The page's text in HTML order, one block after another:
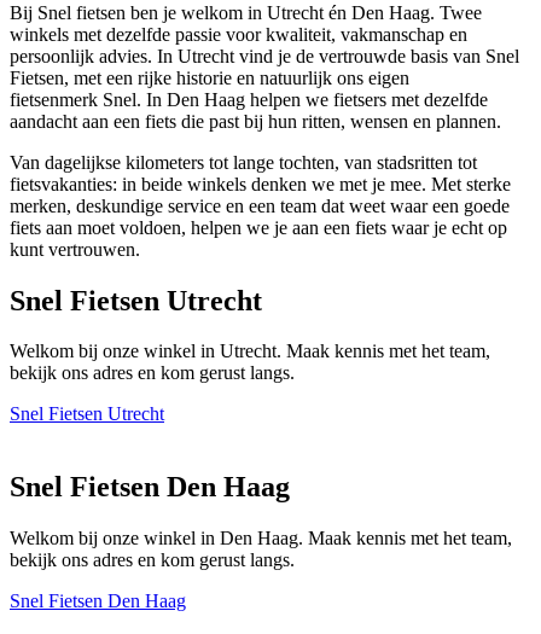
Bij Snel fietsen ben je welkom in Utrecht én Den Haag. Twee
winkels met dezelfde passie voor kwaliteit, vakmanschap en
persoonlijk advies. In Utrecht vind je de vertrouwde basis van Snel
Fietsen, met een rijke historie en natuurlijk ons eigen
fietsenmerk Snel. In Den Haag helpen we fietsers met dezelfde
aandacht aan een fiets die past bij hun ritten, wensen en plannen.
Van dagelijkse kilometers tot lange tochten, van stadsritten tot
fietsvakanties: in beide winkels denken we met je mee. Met sterke
merken, deskundige service en een team dat weet waar een goede
fiets aan moet voldoen, helpen we je aan een fiets waar je echt op
kunt vertrouwen.
Snel Fietsen Utrecht
Welkom bij onze winkel in Utrecht. Maak kennis met het team,
bekijk ons adres en kom gerust langs.
Snel Fietsen Utrecht
Snel Fietsen Den Haag
Welkom bij onze winkel in Den Haag. Maak kennis met het team,
bekijk ons adres en kom gerust langs.
Snel Fietsen Den Haag